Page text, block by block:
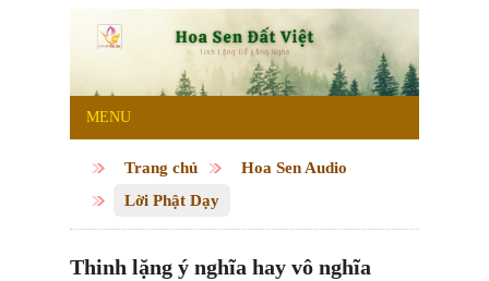
MENU
Trang chủ
Hoa Sen Audio
Lời Phật Dạy
Thinh lặng ý nghĩa hay vô nghĩa